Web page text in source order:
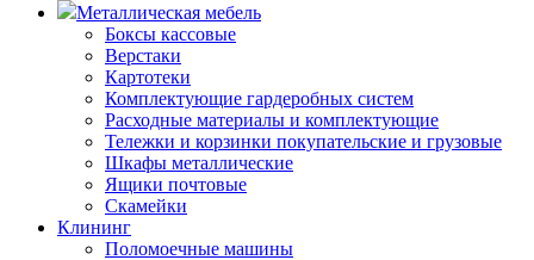
Металлическая мебель
Боксы кассовые
Верстаки
Картотеки
Комплектующие гардеробных систем
Расходные материалы и комплектующие
Тележки и корзинки покупательские и грузовые
Шкафы металлические
Ящики почтовые
Скамейки
Клининг
Поломоечные машины